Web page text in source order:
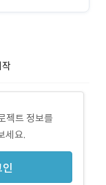
젝트 정보를
세요.